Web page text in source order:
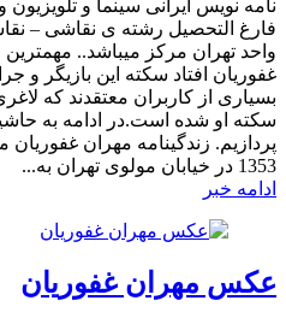
نامه نویس ایرانی سینما و
فارغ التحصیل رشته ی نقاشی –
واحد تهران مرکز میباشد.. مهمترین
غفوریان افتاد سکته این بازیگر و
بسیاری از کاربران معتقدند که
سکته او شده است.در ادامه به
پردازیم. زندگینامه مهران
1353 در خیابان مولوی تهران به...
ادامه خبر
عکس مهران غفوریان